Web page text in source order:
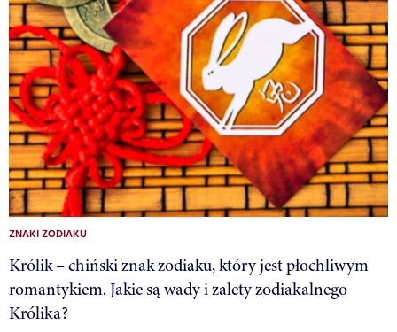
ZNAKI ZODIAKU
Królik – chiński znak zodiaku, który jest płochliwym
romantykiem. Jakie są wady i zalety zodiakalnego
Królika?